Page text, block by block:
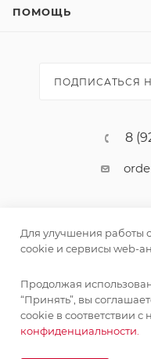
ПОМОЩЬ
ПОДПИСАТЬСЯ
8
Для улучшения работы
cookie и сервисы web-
Продолжая
“Принять”, вы
cookie в соответствии с
конфиденциальности.